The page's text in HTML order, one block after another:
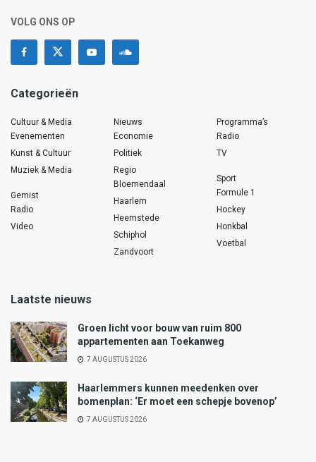
VOLG ONS OP
Categorieën
Cultuur & Media
Evenementen
Kunst & Cultuur
Muziek & Media
Gemist
Radio
Video
Nieuws
Economie
Politiek
Regio
Bloemendaal
Haarlem
Heemstede
Schiphol
Zandvoort
Programma’s
Radio
TV
Sport
Formule 1
Hockey
Honkbal
Voetbal
Laatste nieuws
Groen licht voor bouw van ruim 800
appartementen aan Toekanweg
7 AUGUSTUS 2026
Haarlemmers kunnen meedenken over
bomenplan: ‘Er moet een schepje bovenop’
7 AUGUSTUS 2026